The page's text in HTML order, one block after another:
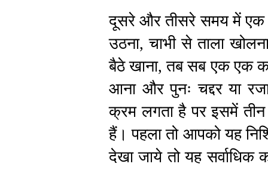
दूसरे और तीसरे समय में एक
उठना, चाभी से ताला
बैठे खाना, तब सब एक एक
आना और पुनः चद्दर या
क्रम लगता है पर इसमें तीन
हैं। पहला तो आपको यह
देखा जाये तो यह सर्वाधिक